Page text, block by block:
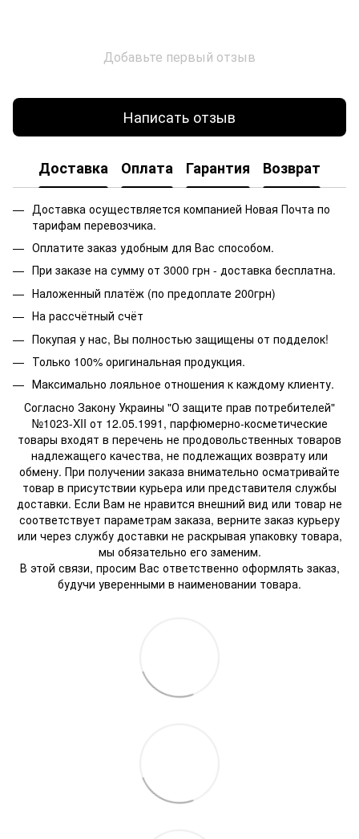
Добавьте первый отзыв
Написать отзыв
Доставка Оплата Гарантия Возврат
Доставка осуществляется компанией Новая Почта по
тарифам перевозчика.
Оплатите заказ удобным для Вас способом.
При заказе на сумму от 3000 грн - доставка бесплатна.
Наложенный платёж (по предоплате 200грн)
На рассчётный счёт
Покупая у нас, Вы полностью защищены от подделок!
Только 100% оригинальная продукция.
Максимально лояльное отношения к каждому клиенту.
Согласно Закону Украины "О защите прав потребителей"
№1023-XII от 12.05.1991, парфюмерно-косметические
товары входят в перечень не продовольственных товаров
надлежащего качества, не подлежащих возврату или
обмену. При получении заказа внимательно осматривайте
товар в присутствии курьера или представителя службы
доставки. Если Вам не нравится внешний вид или товар не
соответствует параметрам заказа, верните заказ курьеру
или через службу доставки не раскрывая упаковку товара,
мы обязательно его заменим.
В этой связи, просим Вас ответственно оформлять заказ,
будучи уверенными в наименовании товара.